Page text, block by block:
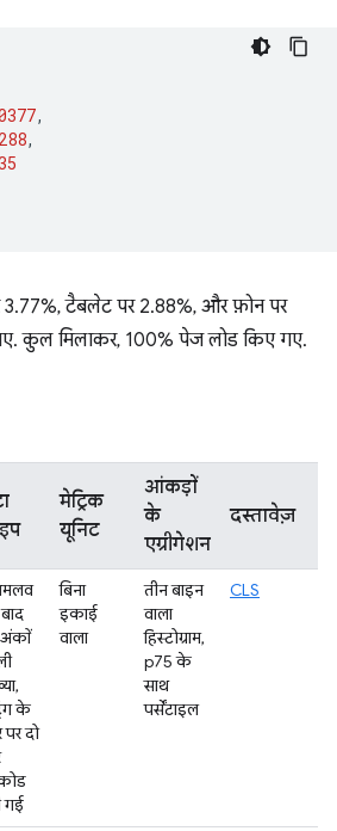
,
,
टैबलेट पर 2.88%, और फ़ोन पर
कुल मिलाकर, 100% पेज लोड किए गए.
मेट्रिक
यूनिट
आंकड़ों
के
एग्रीगेशन
दस्तावेज़
अंकों
के
पर दो
गई
बिना
इकाई
वाला
तीन बाइन
वाला
हिस्टोग्राम,
p75 के
साथ
पर्सेंटाइल
CLS